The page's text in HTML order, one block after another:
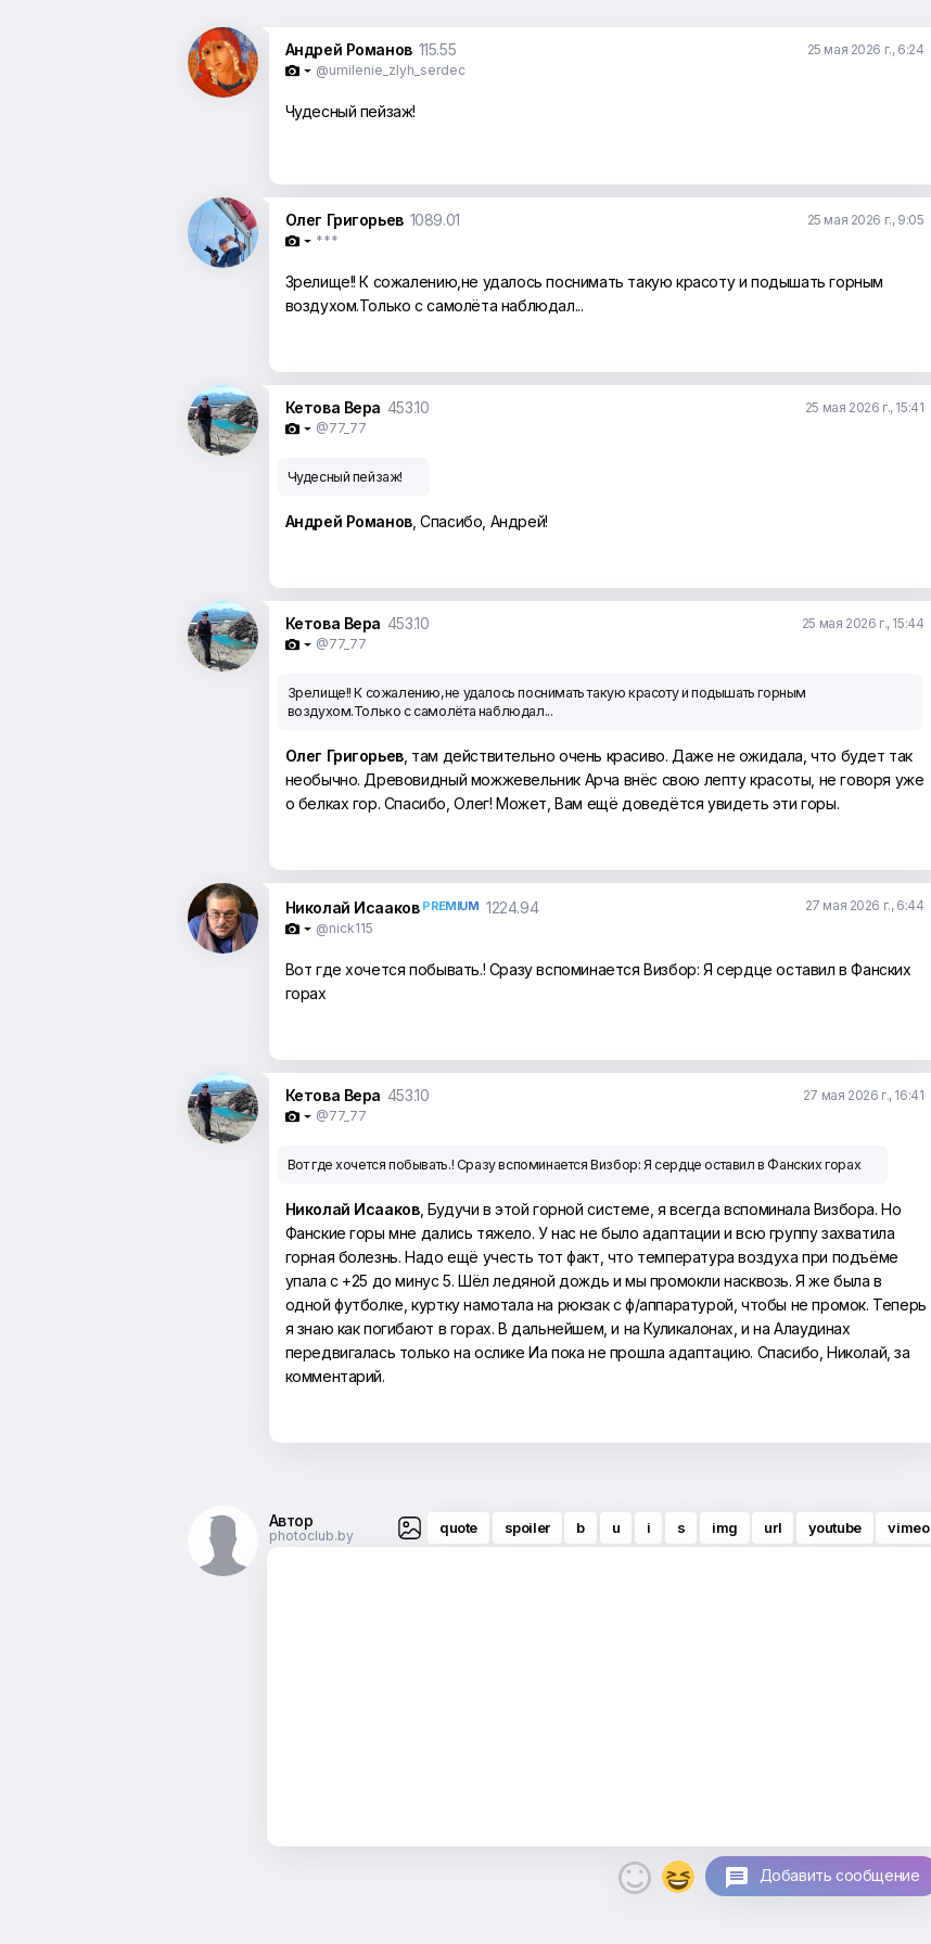
Андрей Романов 115.55 25 мая 2026 г., 6:24
 @umilenie_zlyh_serdec
Чудесный пейзаж!
Олег Григорьев 1089.01 25 мая 2026 г., 9:05
 ***
Зрелище!! К сожалению,не удалось поснимать такую красоту и подышать горным
воздухом.Только с самолёта наблюдал...
Кетова Вера 453.10 25 мая 2026 г., 15:41
 @77_77
Чудесный пейзаж!
Андрей Романов, Спасибо, Андрей!
Кетова Вера 453.10 25 мая 2026 г., 15:44
 @77_77
Зрелище!! К сожалению,не удалось поснимать такую красоту и подышать горным
воздухом.Только с самолёта наблюдал...
Олег Григорьев, там действительно очень красиво. Даже не ожидала, что будет так
необычно. Древовидный можжевельник Арча внёс свою лепту красоты, не говоря уже
о белках гор. Спасибо, Олег! Может, Вам ещё доведётся увидеть эти горы.
Николай Исааков PREMIUM 1224.94 27 мая 2026 г., 6:44
 @nick115
Вот где хочется побывать.! Сразу вспоминается Визбор: Я сердце оставил в Фанских
горах
Кетова Вера 453.10 27 мая 2026 г., 16:41
 @77_77
Вот где хочется побывать.! Сразу вспоминается Визбор: Я сердце оставил в Фанских горах
Николай Исааков, Будучи в этой горной системе, я всегда вспоминала Визбора. Но
Фанские горы мне дались тяжело. У нас не было адаптации и всю группу захватила
горная болезнь. Надо ещё учесть тот факт, что температура воздуха при подъёме
упала с +25 до минус 5. Шёл ледяной дождь и мы промокли насквозь. Я же была в
одной футболке, куртку намотала на рюкзак с ф/аппаратурой, чтобы не промок. Теперь
я знаю как погибают в горах. В дальнейшем, и на Куликалонах, и на Алаудинах
передвигалась только на ослике Иа пока не прошла адаптацию. Спасибо, Николай, за
комментарий.
Автор
photoclub.by quote spoiler b u i s img url youtube vimeo
 Добавить сообщение